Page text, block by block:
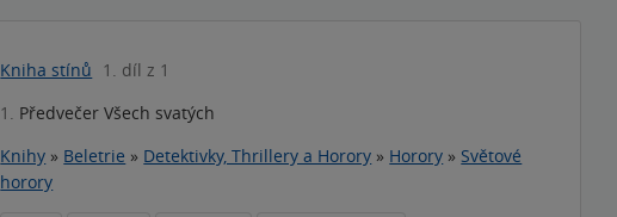
Kniha stínů 1. díl z 1
1. Předvečer Všech svatých
Knihy » Beletrie » Detektivky, Thrillery a Horory » Horory » Světové
horory